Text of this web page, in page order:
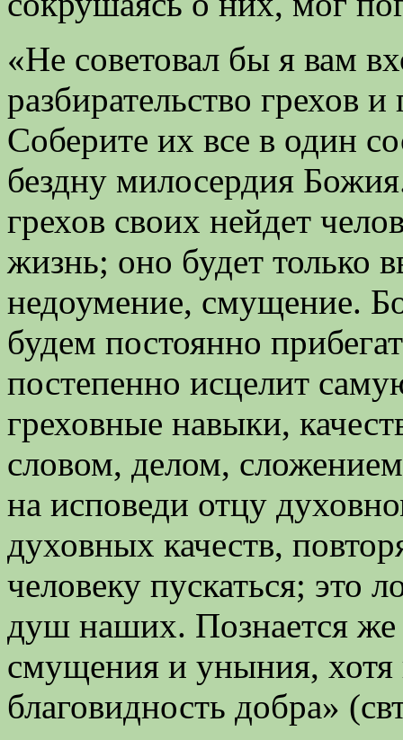
«Не советовал бы я вам
разбирательство грехов
Соберите их все в один
бездну милосердия
грехов своих нейдет
жизнь; оно будет только
недоумение, смущение.
будем постоянно
постепенно исцелит
греховные навыки,
словом, делом,
на исповеди отцу
духовных качеств,
человеку пускаться; это
душ наших. Познается же
смущения и уныния,
благовидность добра»